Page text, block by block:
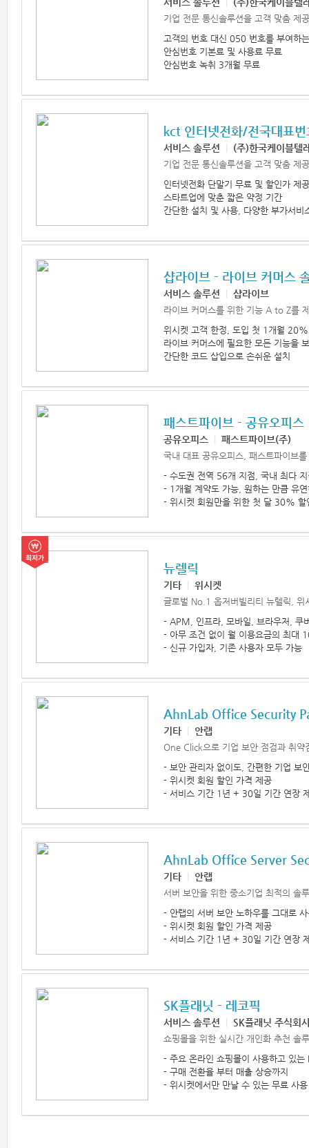
기업 전문 통신솔루션을 고객 맞춤 제
고객의 번호 대신 050 번호를 부여하
안심번호 기본료 및 사용료 무료
안심번호 녹취 3개월 무료
kct 인터넷전화/전국대표번
서비스 솔루션 (주)한국케이블텔
기업 전문 통신솔루션을 고객 맞춤 제
인터넷전화 단말기 무료 및 할인가 제공
스타트업에 맞춘 짧은 약정 기간
간단한 설치 및 사용, 다양한 부가서비
샵라이브 - 라이브 커머스
서비스 솔루션 샵라이브
라이브 커머스를 위한 기능 A to Z를
위시켓 고객 한정, 도입 첫 1개월
라이브 커머스에 필요한 모든 기능을
간단한 코드 삽입으로 손쉬운 설치
패스트파이브 - 공유오피스
공유오피스 패스트파이브(주)
국내 대표 공유오피스, 패스트파이브
- 수도권 전역 56개 지점, 국내 최다
- 1개월 계약도 가능, 원하는 만큼 유연
- 위시켓 회원만을 위한 첫 달 30% 할
뉴렐릭
기타 위시켓
글로벌 No.1 옵저버빌리티 뉴렐릭,
- APM, 인프라, 모바일, 브라우저, 쿠
- 아무 조건 없이 월 이용요금의 최대
- 신규 가입자, 기존 사용자 모두 가능
AhnLab Office Security
기타 안랩
One Click으로 기업 보안 점검과 취약
- 보안 관리자 없이도, 간편한 기업 보
- 위시켓 회원 할인 가격 제공
- 서비스 기간 1년 + 30일 기간 연장
AhnLab Office Server
기타 안랩
서버 보안을 위한 중소기업 최적의 솔
- 안랩의 서버 보안 노하우를 그대로
- 위시켓 회원 할인 가격 제공
- 서비스 기간 1년 + 30일 기간 연장
SK플래닛 - 레코픽
서비스 솔루션 SK플래닛 주식회
쇼핑몰을 위한 실시간 개인화 추천 솔
- 주요 온라인 쇼핑몰이 사용하고 있
- 구매 전환율 부터 매출 상승까지
- 위시켓에서만 만날 수 있는 무료 사